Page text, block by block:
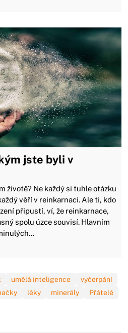
jste byli v
životě? Ne každý si tuhle otázku
věří v reinkarnaci. Ale ti, kdo
připustí, ví, že reinkarnace,
spolu úzce souvisí. Hlavním
umělá inteligence
vyčerpání
léky minerály Přátelé